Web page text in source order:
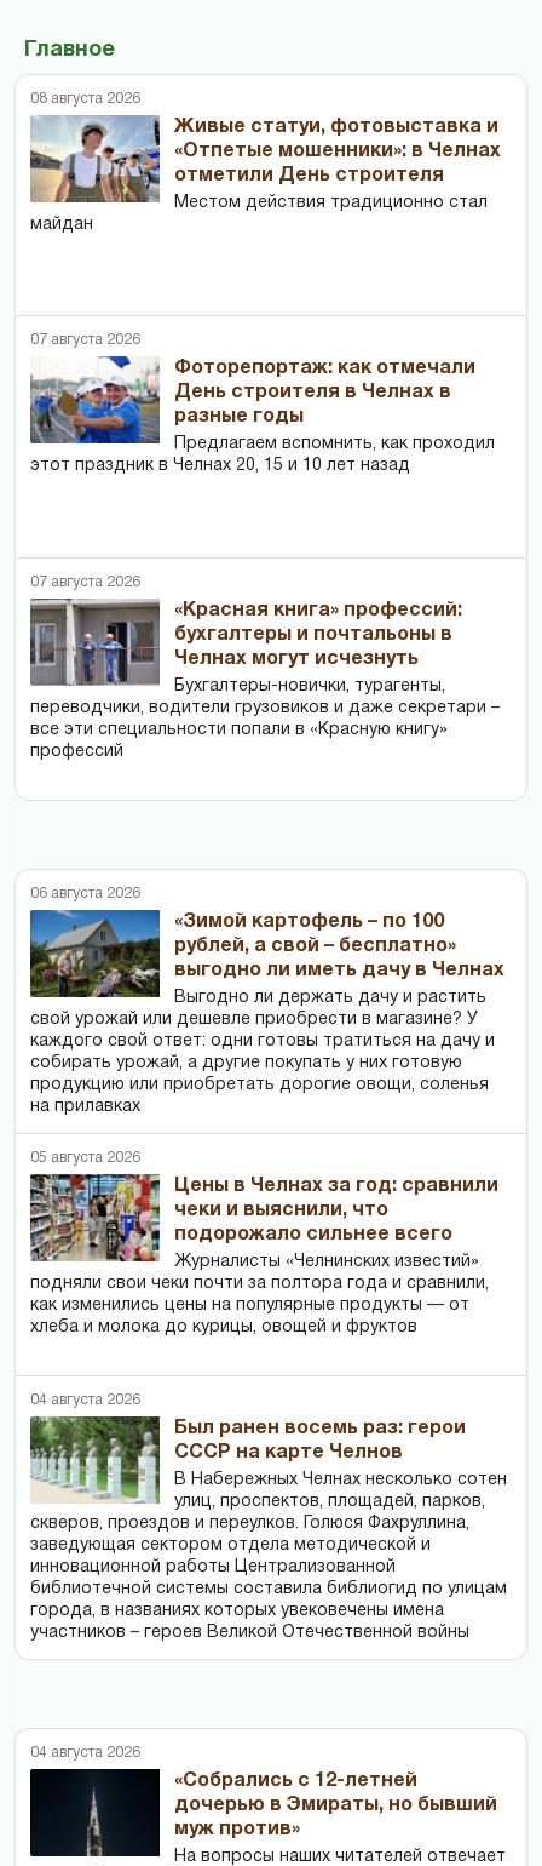
Главное
08 августа 2026
Живые статуи, фотовыставка и
«Отпетые мошенники»: в Челнах
отметили День строителя
Местом действия традиционно стал
майдан
07 августа 2026
Фоторепортаж: как отмечали
День строителя в Челнах в
разные годы
Предлагаем вспомнить, как проходил
этот праздник в Челнах 20, 15 и 10 лет назад
07 августа 2026
«Красная книга» профессий:
бухгалтеры и почтальоны в
Челнах могут исчезнуть
Бухгалтеры-новички, тур­агенты,
переводчики, водители грузовиков и даже секретари –
все эти специальности попали в «Красную книгу»
профессий
06 августа 2026
«Зимой картофель – по 100
рублей, а свой – бесплатно»
выгодно ли иметь дачу в Челнах
Выгодно ли держать дачу и растить
свой урожай или дешевле приобрести в магазине? У
каждого свой ответ: одни готовы тратиться на дачу и
собирать урожай, а другие покупать у них готовую
продукцию или приобретать дорогие овощи, соленья
на прилавках
05 августа 2026
Цены в Челнах за год: сравнили
чеки и выяснили, что
подорожало сильнее всего
Журналисты «Челнинских известий»
подняли свои чеки почти за полтора года и сравнили,
как изменились цены на популярные продукты — от
хлеба и молока до курицы, овощей и фруктов
04 августа 2026
Был ранен восемь раз: герои
СССР на карте Челнов
В Набережных Челнах несколько сотен
улиц, проспектов, площадей, парков,
скверов, проездов и переулков. Голюся Фахруллина,
заведующая сектором отдела методической и
инновационной работы Централизованной
библиотечной системы составила библиогид по улицам
города, в названиях которых увековечены имена
участников – героев Великой Отечественной войны
04 августа 2026
«Собрались с 12-летней
дочерью в Эмираты, но бывший
муж против»
На вопросы наших читателей отвечает